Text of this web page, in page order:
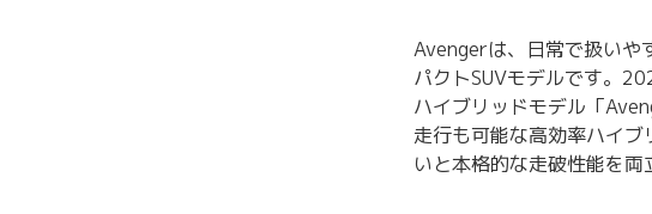
Avengerは、日常で扱いや
パクトSUVモデルです。
ハイブリッドモデル「
走行も可能な高効率ハイ
いと本格的な走破性能を両